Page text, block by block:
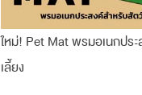
ใหม่! Pet Mat พรมอเนกปร
เลี้ยง